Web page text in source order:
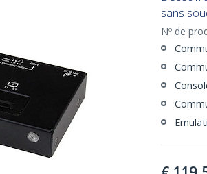
sans
Nº de